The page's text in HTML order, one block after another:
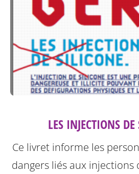
LES INJECTIONS
Ce livret informe les
dangers liés aux injections